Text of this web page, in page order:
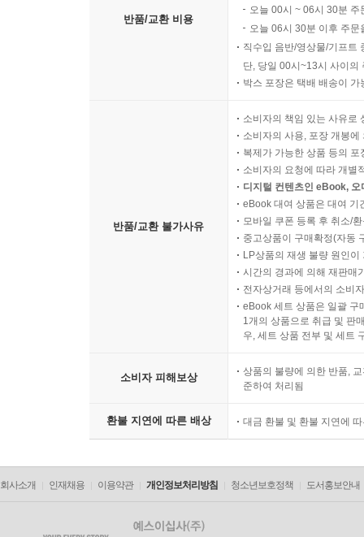
반품/교환 비용
오늘 00시 ~ 06시 30분
오늘 06시 30분 이후 주
직수입 음반/영상물/기프트
단, 당일 00시~13시 사이의
박스 포장은 택배 배송이
반품/교환 불가사유
소비자의 책임 있는 사유로
소비자의 사용, 포장 개봉
복제가 가능한 상품 등의
소비자의 요청에 따라 개별
디지털 컨텐츠인 eBook,
eBook 대여 상품은 대여 기
모바일 쿠폰 등록 후 취소/
중고상품이 구매확정(자동
LP상품의 재생 불량 원인
시간의 경과에 의해 재판매
전자상거래 등에서의 소비
eBook 세트 상품은 일괄 구
1개의 상품으로 취급 및 판
우, 세트 상품 전부 및 세트
소비자 피해보상
상품의 불량에 의한 반품,
준하여 처리됨
환불 지연에 따른 배상 대금 환불 및 환불 지연에
회사소개 인재채용 이용약관 개인정보처리방침 청소년보호정책 도서홍보안내